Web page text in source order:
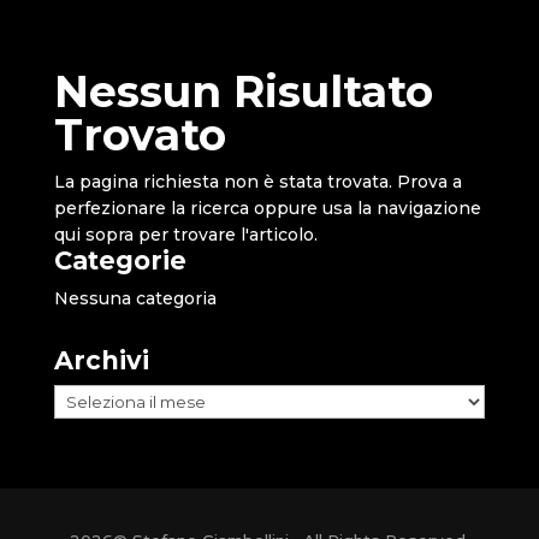
Nessun Risultato
Trovato
La pagina richiesta non è stata trovata. Prova a
perfezionare la ricerca oppure usa la navigazione
qui sopra per trovare l'articolo.
Categorie
Nessuna categoria
Archivi
Archivi